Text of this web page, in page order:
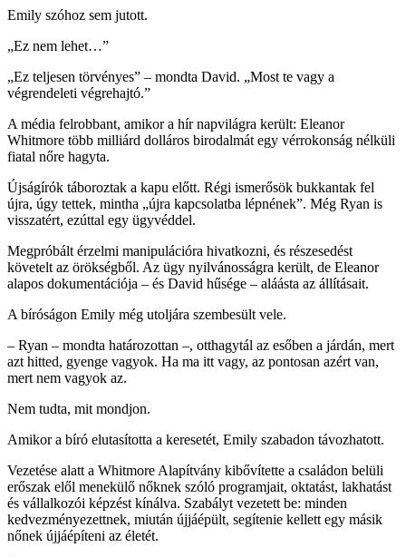
Emily szóhoz sem jutott.
„Ez nem lehet…”
„Ez teljesen törvényes” – mondta David. „Most te vagy a
végrendeleti végrehajtó.”
A média felrobbant, amikor a hír napvilágra került: Eleanor
Whitmore több milliárd dolláros birodalmát egy vérrokonság nélküli
fiatal nőre hagyta.
Újságírók táboroztak a kapu előtt. Régi ismerősök bukkantak fel
újra, úgy tettek, mintha „újra kapcsolatba lépnének”. Még Ryan is
visszatért, ezúttal egy ügyvéddel.
Megpróbált érzelmi manipulációra hivatkozni, és részesedést
követelt az örökségből. Az ügy nyilvánosságra került, de Eleanor
alapos dokumentációja – és David hűsége – aláásta az állításait.
A bíróságon Emily még utoljára szembesült vele.
– Ryan – mondta határozottan –, otthagytál az esőben a járdán, mert
azt hitted, gyenge vagyok. Ha ma itt vagy, az pontosan azért van,
mert nem vagyok az.
Nem tudta, mit mondjon.
Amikor a bíró elutasította a keresetét, Emily szabadon távozhatott.
Vezetése alatt a Whitmore Alapítvány kibővítette a családon belüli
erőszak elől menekülő nőknek szóló programjait, oktatást, lakhatást
és vállalkozói képzést kínálva. Szabályt vezetett be: minden
kedvezményezettnek, miután újjáépült, segítenie kellett egy másik
nőnek újjáépíteni az életét.